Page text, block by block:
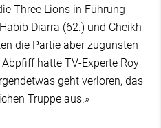
Three Lions in Führung
Diarra (62.) und Cheikh
die Partie aber zugunsten
hatte TV-Experte Roy
geht verloren, das
Truppe aus.»